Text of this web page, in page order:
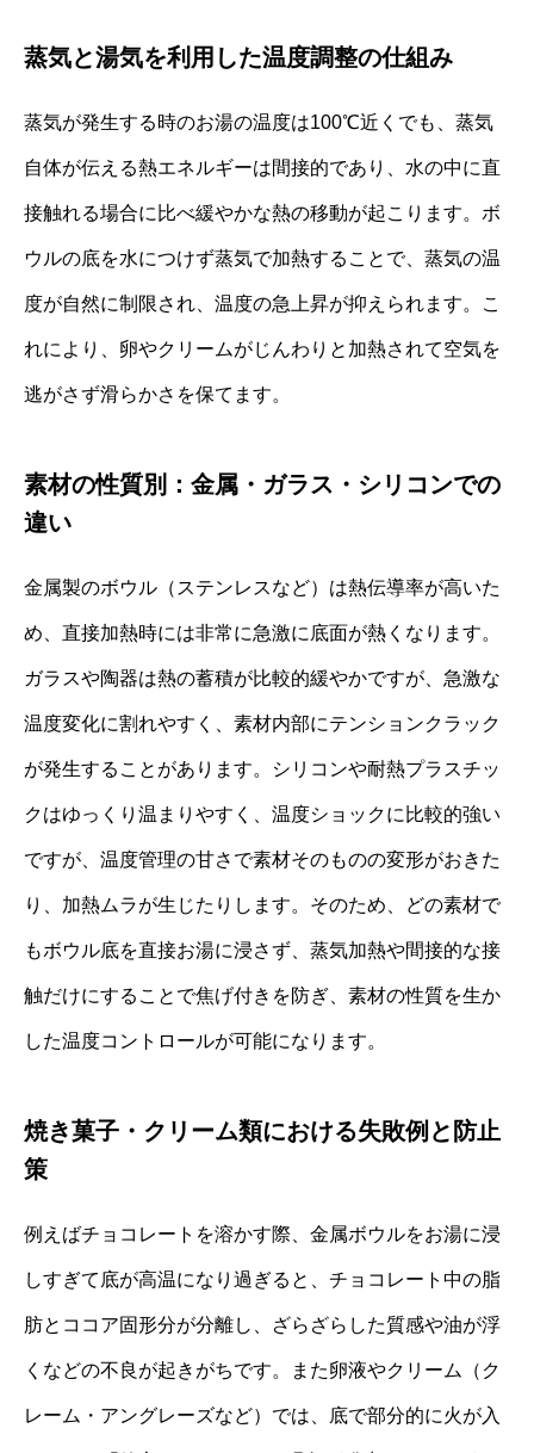
蒸気と湯気を利用した温度調整の仕組み
蒸気が発生する時のお湯の温度は100℃近くでも、蒸気
自体が伝える熱エネルギーは間接的であり、水の中に直
接触れる場合に比べ緩やかな熱の移動が起こります。ボ
ウルの底を水につけず蒸気で加熱することで、蒸気の温
度が自然に制限され、温度の急上昇が抑えられます。こ
れにより、卵やクリームがじんわりと加熱されて空気を
逃がさず滑らかさを保てます。
素材の性質別：金属・ガラス・シリコンでの
違い
金属製のボウル（ステンレスなど）は熱伝導率が高いた
め、直接加熱時には非常に急激に底面が熱くなります。
ガラスや陶器は熱の蓄積が比較的緩やかですが、急激な
温度変化に割れやすく、素材内部にテンションクラック
が発生することがあります。シリコンや耐熱プラスチッ
クはゆっくり温まりやすく、温度ショックに比較的強い
ですが、温度管理の甘さで素材そのものの変形がおきた
り、加熱ムラが生じたりします。そのため、どの素材で
もボウル底を直接お湯に浸さず、蒸気加熱や間接的な接
触だけにすることで焦げ付きを防ぎ、素材の性質を生か
した温度コントロールが可能になります。
焼き菓子・クリーム類における失敗例と防止
策
例えばチョコレートを溶かす際、金属ボウルをお湯に浸
しすぎて底が高温になり過ぎると、チョコレート中の脂
肪とココア固形分が分離し、ざらざらした質感や油が浮
くなどの不良が起きがちです。また卵液やクリーム（ク
レーム・アングレーズなど）では、底で部分的に火が入